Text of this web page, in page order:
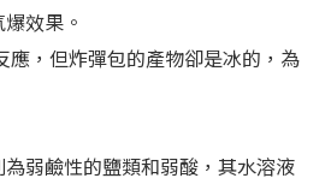
效果。
應，但炸彈包的產物卻是冰的，為
弱鹼性的鹽類和弱酸，其水溶液